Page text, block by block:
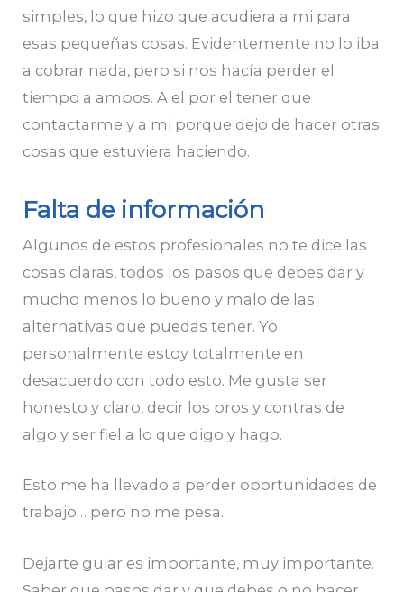
simples, lo que hizo que acudiera a mi para
esas pequeñas cosas. Evidentemente no lo iba
a cobrar nada, pero si nos hacía perder el
tiempo a ambos. A el por el tener que
contactarme y a mi porque dejo de hacer otras
cosas que estuviera haciendo.
Falta de información
Algunos de estos profesionales no te dice las
cosas claras, todos los pasos que debes dar y
mucho menos lo bueno y malo de las
alternativas que puedas tener. Yo
personalmente estoy totalmente en
desacuerdo con todo esto. Me gusta ser
honesto y claro, decir los pros y contras de
algo y ser fiel a lo que digo y hago.
Esto me ha llevado a perder oportunidades de
trabajo… pero no me pesa.
Dejarte guiar es importante, muy importante.